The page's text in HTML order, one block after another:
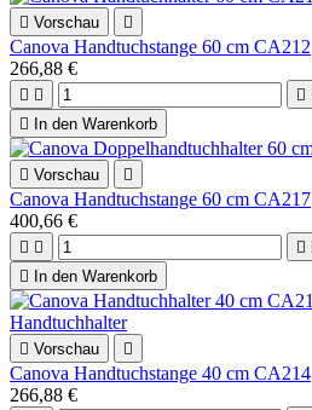
 Vorschau 
Canova Handtuchstange 60 cm CA212
266,88 €
  

In den Warenkorb
 Vorschau 
Canova Handtuchstange 60 cm CA217
400,66 €
  

In den Warenkorb
 Vorschau 
Canova Handtuchstange 40 cm CA214
266,88 €